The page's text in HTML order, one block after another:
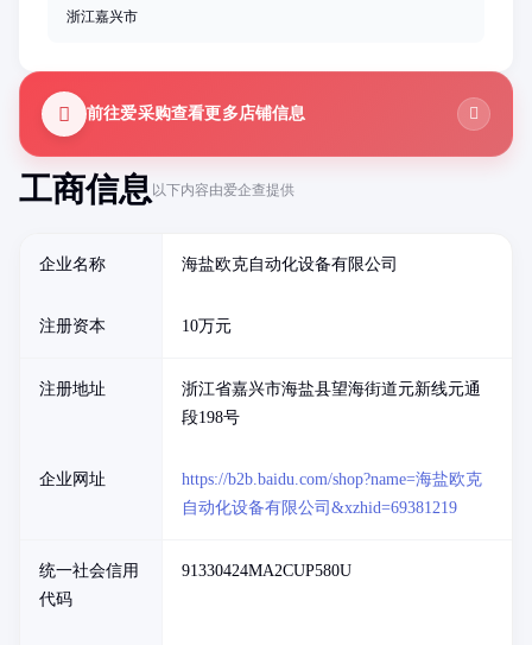
工商信息以下内容由爱企查提供
企业名称 海盐欧克自动化设备有限公司
注册资本 10万元
注册地址
浙江省嘉兴市海盐县望海街道元新线元通
段198号
企业网址
https://b2b.baidu.com/shop?name=海盐欧克
自动化设备有限公司&xzhid=69381219
统一社会信用
代码
91330424MA2CUP580U
浙江嘉兴市
前往爱采购查看更多店铺信息